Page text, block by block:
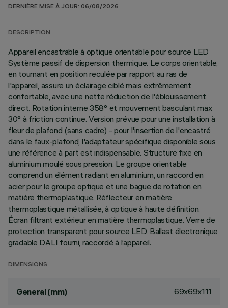
DERNIÈRE MISE À JOUR: 06/08/2026
DESCRIPTION
Appareil encastrable à optique orientable pour source LED
Système passif de dispersion thermique. Le corps orientable,
en tournant en position reculée par rapport au ras de
l'appareil, assure un éclairage ciblé mais extrêmement
confortable, avec une nette réduction de l'éblouissement
direct. Rotation interne 358° et mouvement basculant max
30° à friction continue. Version prévue pour une installation à
fleur de plafond (sans cadre) - pour l'insertion de l'encastré
dans le faux-plafond, l'adaptateur spécifique disponible sous
une référence à part est indispensable. Structure fixe en
aluminium moulé sous pression. Le groupe orientable
comprend un élément radiant en aluminium, un raccord en
acier pour le groupe optique et une bague de rotation en
matière thermoplastique. Réflecteur en matière
thermoplastique métallisée, à optique à haute définition.
Écran filtrant extérieur en matière thermoplastique. Verre de
protection transparent pour source LED. Ballast électronique
gradable DALI fourni, raccordé à l’appareil.
DIMENSIONS
General (mm) 69x69x111